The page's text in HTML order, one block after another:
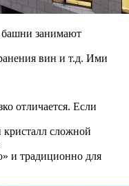
занимают
вин и т.д. Ими
отличается. Если
сложной
и традиционно для